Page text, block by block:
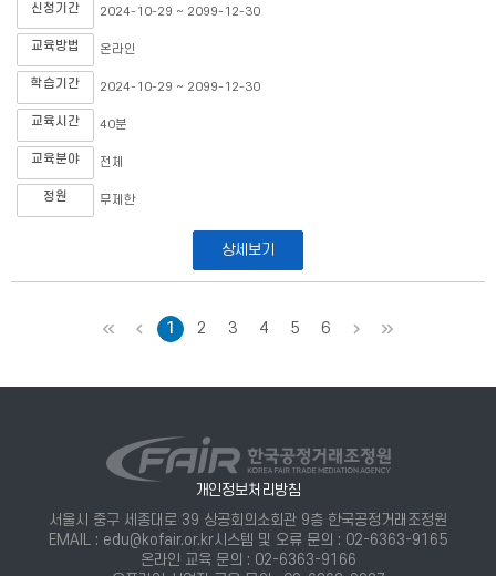
신청기간 2024-10-29 ~ 2099-12-30
교육방법 온라인
학습기간 2024-10-29 ~ 2099-12-30
교육시간 40분
교육분야 전체
정원 무제한
상세보기
처음이전1 2 3 4 5 6 다음마지막
개인정보처리방침
서울시 중구 세종대로 39 상공회의소회관 9층 한국공정거래조정원
EMAIL : edu@kofair.or.kr시스템 및 오류 문의 : 02-6363-9165
온라인 교육 문의 : 02-6363-9166